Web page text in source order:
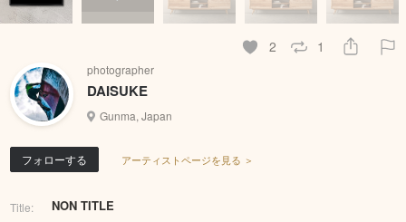
2 1
photographer
DAISUKE
Gunma, Japan
フォローする アーティストページを見る ＞
Title: NON TITLE